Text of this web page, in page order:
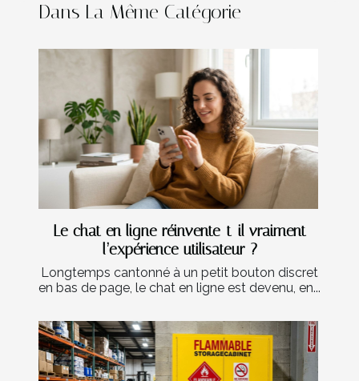
Dans La Même Catégorie
Le chat en ligne réinvente-t-il vraiment
l’expérience utilisateur ?
Longtemps cantonné à un petit bouton discret
en bas de page, le chat en ligne est devenu, en...